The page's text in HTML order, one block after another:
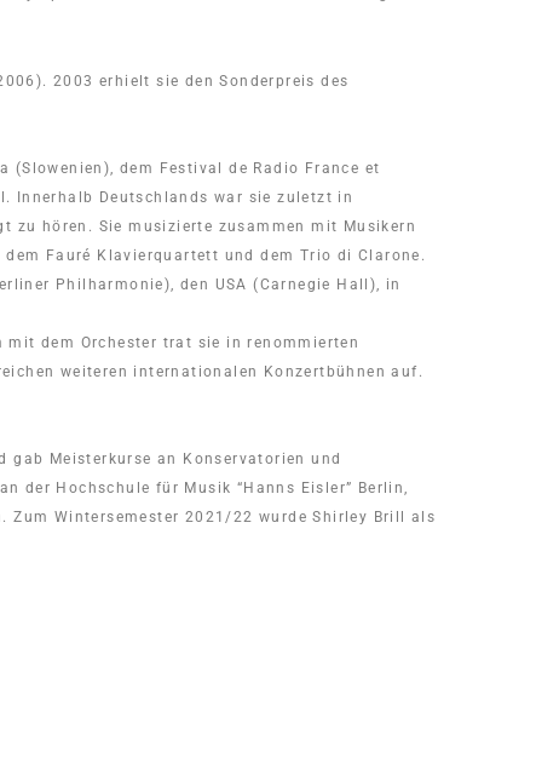
2003 erhielt sie den Sonderpreis des
dem Festival de Radio France et
Innerhalb Deutschlands war sie zuletzt in
zu hören. Sie musizierte zusammen mit Musikern
Fauré Klavierquartett und dem Trio di Clarone.
Philharmonie), den USA (Carnegie Hall), in
dem Orchester trat sie in renommierten
weiteren internationalen Konzertbühnen auf.
Meisterkurse an Konservatorien und
der Hochschule für Musik “Hanns Eisler” Berlin,
Zum Wintersemester 2021/22 wurde Shirley Brill als